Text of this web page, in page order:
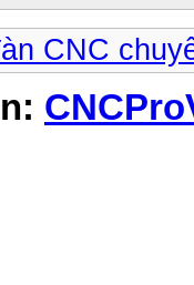
CNC